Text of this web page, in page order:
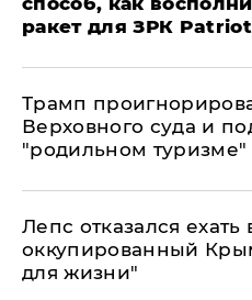
ракет для ЗРК Patriot
Трамп
Верховного суда и
"родильном туризме"
Лепс отказался ехать
оккупированный
для жизни"